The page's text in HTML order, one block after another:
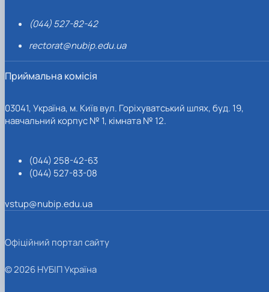
(044) 527-82-42
rectorat@nubip.edu.ua
Приймальна комісія
03041, Україна, м. Київ вул. Горіхуватський шлях, буд. 19,
навчальний корпус № 1, кімната № 12.
(044) 258-42-63
(044) 527-83-08
vstup@nubip.edu.ua
Офіційний портал сайту
© 2026 НУБІП Україна